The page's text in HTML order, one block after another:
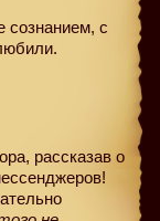
сознанием, с
рассказав о